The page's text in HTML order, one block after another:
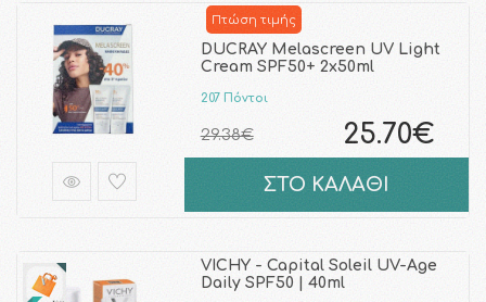
Πτώση τιμής
DUCRAY Melascreen UV Light
Cream SPF50+ 2x50ml
207 Πόντοι
29.38€ 25.70€
ΣΤΟ ΚΑΛΑΘΙ
VICHY - Capital Soleil UV-Age
Daily SPF50 | 40ml